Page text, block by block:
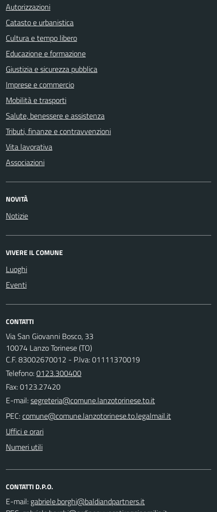
Autorizzazioni
Catasto e urbanistica
Cultura e tempo libero
Educazione e formazione
Giustizia e sicurezza pubblica
Imprese e commercio
Mobilità e trasporti
Salute, benessere e assistenza
Tributi, finanze e contravvenzioni
Vita lavorativa
Associazioni
NOVITÀ
Notizie
VIVERE IL COMUNE
Luoghi
Eventi
CONTATTI
Via San Giovanni Bosco, 33
10074 Lanzo Torinese (TO)
C.F. 83002670012 - P.Iva: 01111370019
Telefono:0123.300400
Fax: 0123.27420
E-mail:
PEC:
Uffici e orari
Numeri utili
CONTATTI D.P.O.
E-mail: